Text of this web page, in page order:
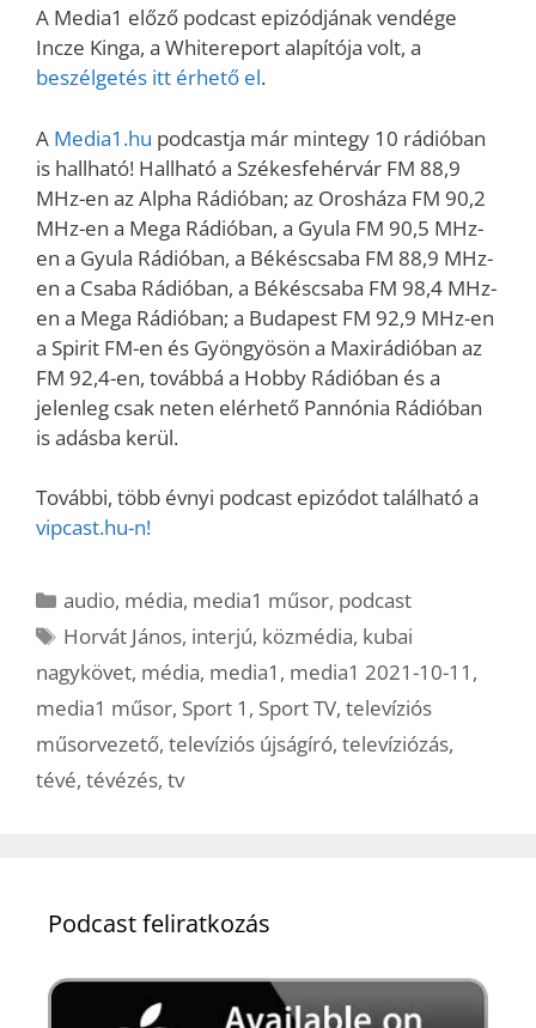
A Media1 előző podcast epizódjának vendége
Incze Kinga, a Whitereport alapítója volt, a
beszélgetés itt érhető el.
A Media1.hu podcastja már mintegy 10 rádióban
is hallható! Hallható a Székesfehérvár FM 88,9
MHz-en az Alpha Rádióban; az Orosháza FM 90,2
MHz-en a Mega Rádióban, a Gyula FM 90,5 MHz-
en a Gyula Rádióban, a Békéscsaba FM 88,9 MHz-
en a Csaba Rádióban, a Békéscsaba FM 98,4 MHz-
en a Mega Rádióban; a Budapest FM 92,9 MHz-en
a Spirit FM-en és Gyöngyösön a Maxirádióban az
FM 92,4-en, továbbá a Hobby Rádióban és a
jelenleg csak neten elérhető Pannónia Rádióban
is adásba kerül.
További, több évnyi podcast epizódot található a
vipcast.hu-n!
Kategória
audio, média, media1 műsor, podcast
Címkék
Horvát János, interjú, közmédia, kubai
nagykövet, média, media1 , media1 2021-10-11 ,
media1 műsor, Sport 1 , Sport TV, televíziós
műsorvezető, televíziós újságíró, televíziózás,
tévé, tévézés, tv
Podcast feliratkozás